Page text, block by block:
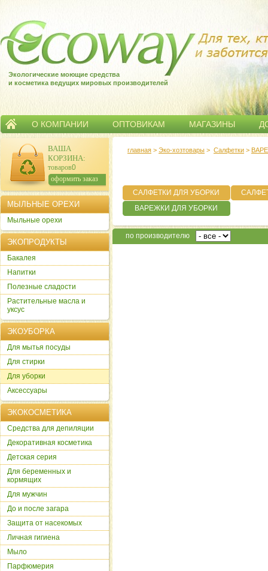
Экологические моющие средства
и косметика ведущих мировых производителей
О КОМПАНИИ ОПТОВИКАМ МАГАЗИНЫ
главная > Эко-хозтовары > Салфетки >
САЛФЕТКИ ДЛЯ УБОРКИ
ВАРЕЖКИ ДЛЯ УБОРКИ
по производителю
ВАША
КОРЗИНА:
товаров:0
сумма: 0р.
оформить заказ
МЫЛЬНЫЕ ОРЕХИ
Мыльные орехи
ЭКОПРОДУКТЫ
Бакалея
Напитки
Полезные сладости
Растительные масла и
уксус
ЭКОУБОРКА
Для мытья посуды
Для стирки
Для уборки
Аксессуары
ЭКОКОСМЕТИКА
Cредства для депиляции
Декоративная косметика
Детская серия
Для беременных и
кормящих
Для мужчин
До и после загара
Защита от насекомых
Личная гигиена
Мыло
Парфюмерия